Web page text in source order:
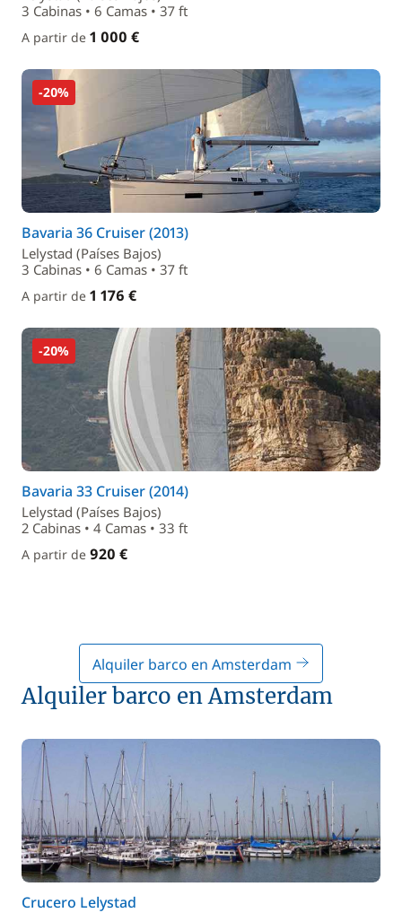
3 Cabinas • 6 Camas • 37 ft
A partir de 1 000 €
-20%
Bavaria 36 Cruiser (2013)
Lelystad (Países Bajos)
3 Cabinas • 6 Camas • 37 ft
A partir de 1 176 €
-20%
Bavaria 33 Cruiser (2014)
Lelystad (Países Bajos)
2 Cabinas • 4 Camas • 33 ft
A partir de 920 €
Alquiler barco en Amsterdam
Alquiler barco en Amsterdam
Crucero Lelystad